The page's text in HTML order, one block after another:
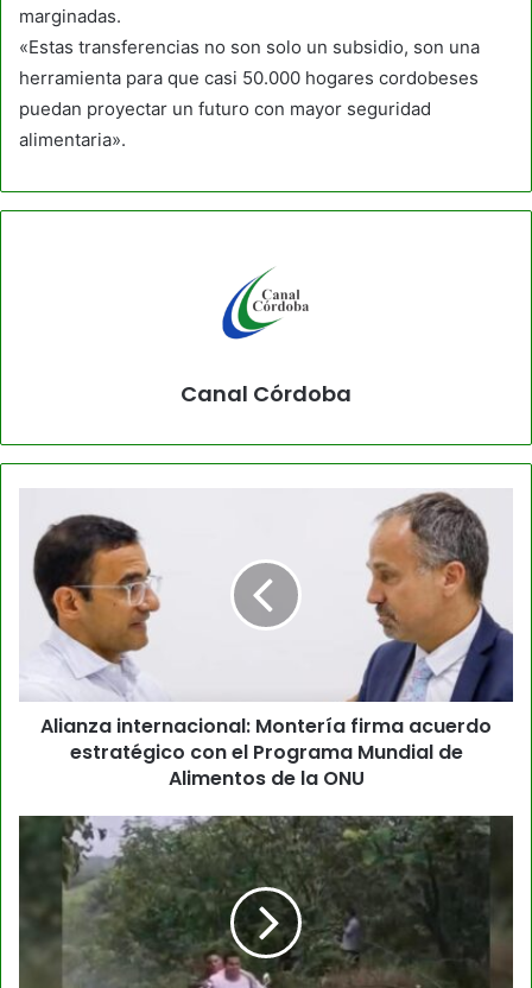
marginadas.
«Estas transferencias no son solo un subsidio, son una
herramienta para que casi 50.000 hogares cordobeses
puedan proyectar un futuro con mayor seguridad
alimentaria».
Canal Córdoba
Alianza internacional: Montería firma acuerdo
estratégico con el Programa Mundial de
Alimentos de la ONU